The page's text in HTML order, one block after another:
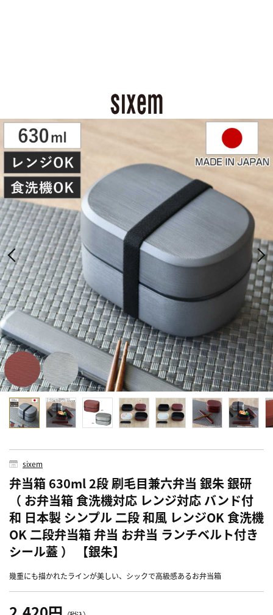
sixem
弁当箱 630ml 2段 刷毛目兼六弁当 銀朱 銀研
（ お弁当箱 食洗機対応 レンジ対応 バンド付
和 日本製 シンプル 二段 和風 レンジOK 食洗機
OK 二段弁当箱 弁当 お弁当 ランチベルト付き
シール蓋 ） 【銀朱】
幾重にも描かれたラインが美しい、シックで高級感あるお弁当箱